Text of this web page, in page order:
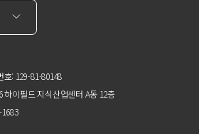
호: 129-81-80148
하이필드 지식산업센터 A동 12층